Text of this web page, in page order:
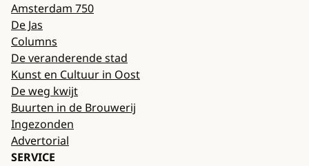
Amsterdam 750
De Jas
Columns
De veranderende stad
Kunst en Cultuur in Oost
De weg kwijt
Buurten in de Brouwerij
Ingezonden
Advertorial
SERVICE